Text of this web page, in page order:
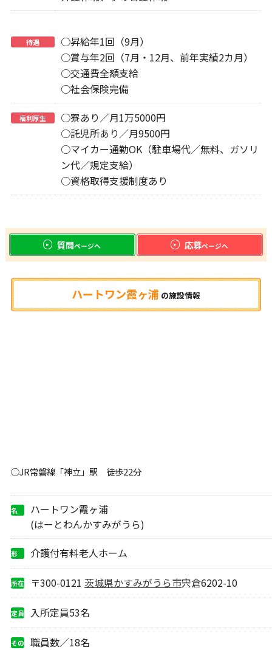
待遇
○昇給年1回（9月）
○賞与年2回（7月・12月、前年実績2カ月）
○交通費全額支給
○社会保険完備
福利厚生
○寮あり／月1万5000円
○託児所あり／月9500円
○マイカー通勤OK（駐車場代／無料、ガソリ
ン代／規定支給）
○資格取得支援制度あり
質問ページへ 応募ページへ
ハートワン霞ヶ浦 の施設情報
○JR常磐線「神立」駅 徒歩22分
名
ハートワン霞ヶ浦
(はーとわんかすみがうら)
形
介護付有料老人ホーム
所在
〒300-0121 茨城県かすみがうら市宍倉6202-10
定員 入所定員53名
その
職員数／18名